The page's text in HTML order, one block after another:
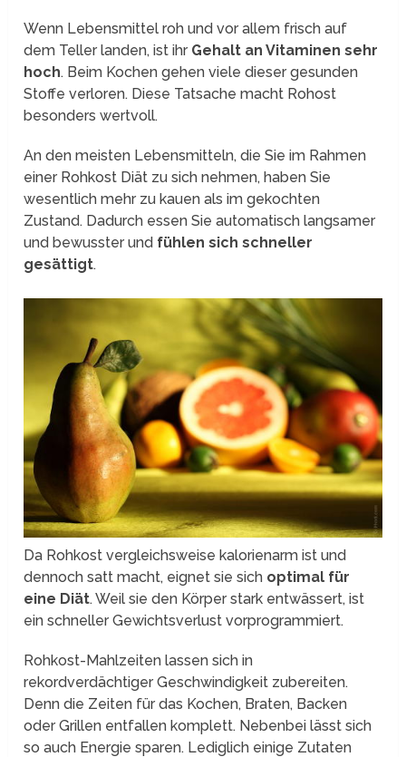
Wenn Lebensmittel roh und vor allem frisch auf
dem Teller landen, ist ihr Gehalt an Vitaminen sehr
hoch. Beim Kochen gehen viele dieser gesunden
Stoffe verloren. Diese Tatsache macht Rohost
besonders wertvoll.
An den meisten Lebensmitteln, die Sie im Rahmen
einer Rohkost Diät zu sich nehmen, haben Sie
wesentlich mehr zu kauen als im gekochten
Zustand. Dadurch essen Sie automatisch langsamer
und bewusster und fühlen sich schneller
gesättigt.
Da Rohkost vergleichsweise kalorienarm ist und
dennoch satt macht, eignet sie sich optimal für
eine Diät. Weil sie den Körper stark entwässert, ist
ein schneller Gewichtsverlust vorprogrammiert.
Rohkost-Mahlzeiten lassen sich in
rekordverdächtiger Geschwindigkeit zubereiten.
Denn die Zeiten für das Kochen, Braten, Backen
oder Grillen entfallen komplett. Nebenbei lässt sich
so auch Energie sparen. Lediglich einige Zutaten